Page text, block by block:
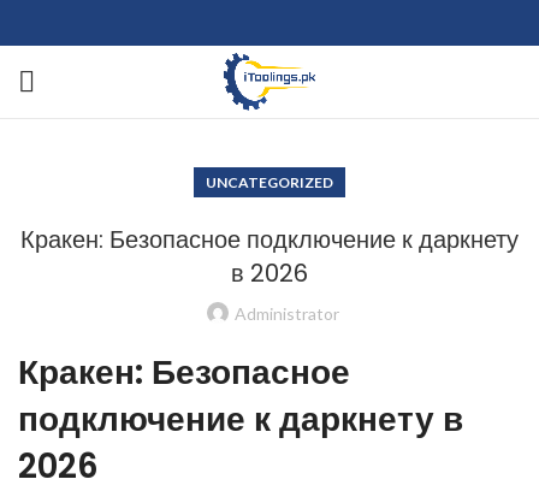
UNCATEGORIZED
Кракен: Безопасное подключение к даркнету
в 2026
Administrator
Кракен: Безопасное
подключение к даркнету в
2026